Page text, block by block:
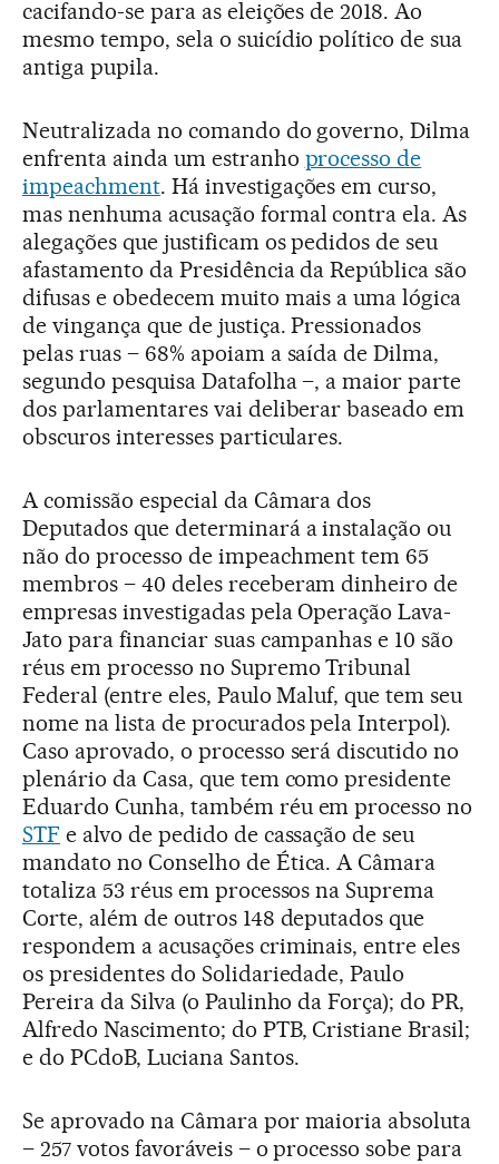
cacifando-se para as eleições de 2018. Ao
mesmo tempo, sela o suicídio político de sua
antiga pupila.
Neutralizada no comando do governo, Dilma
enfrenta ainda um estranho processo de
impeachment. Há investigações em curso,
mas nenhuma acusação formal contra ela. As
alegações que justificam os pedidos de seu
afastamento da Presidência da República são
difusas e obedecem muito mais a uma lógica
de vingança que de justiça. Pressionados
pelas ruas – 68% apoiam a saída de Dilma,
segundo pesquisa Datafolha –, a maior parte
dos parlamentares vai deliberar baseado em
obscuros interesses particulares.
A comissão especial da Câmara dos
Deputados que determinará a instalação ou
não do processo de impeachment tem 65
membros – 40 deles receberam dinheiro de
empresas investigadas pela Operação Lava-
Jato para financiar suas campanhas e 10 são
réus em processo no Supremo Tribunal
Federal (entre eles, Paulo Maluf, que tem seu
nome na lista de procurados pela Interpol).
Caso aprovado, o processo será discutido no
plenário da Casa, que tem como presidente
Eduardo Cunha, também réu em processo no
STF e alvo de pedido de cassação de seu
mandato no Conselho de Ética. A Câmara
totaliza 53 réus em processos na Suprema
Corte, além de outros 148 deputados que
respondem a acusações criminais, entre eles
os presidentes do Solidariedade, Paulo
Pereira da Silva (o Paulinho da Força); do PR,
Alfredo Nascimento; do PTB, Cristiane Brasil;
e do PCdoB, Luciana Santos.
Se aprovado na Câmara por maioria absoluta
– 257 votos favoráveis – o processo sobe para